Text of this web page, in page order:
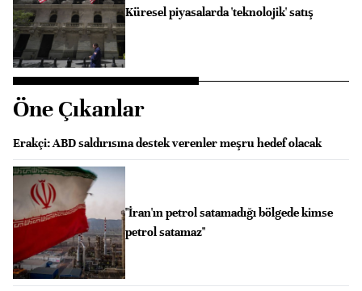
Küresel piyasalarda 'teknolojik' satış
Öne Çıkanlar
Erakçi: ABD saldırısına destek verenler meşru hedef olacak
"İran'ın petrol satamadığı bölgede kimse
petrol satamaz"